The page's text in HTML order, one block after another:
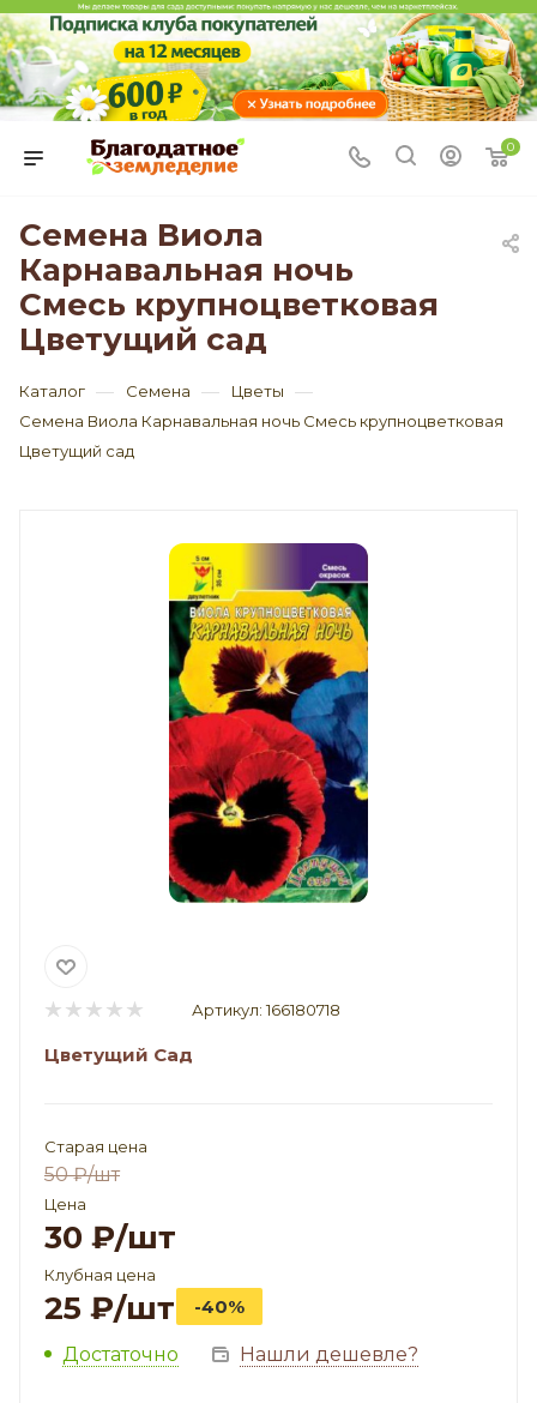
0
Семена Виола
Карнавальная ночь
Смесь крупноцветковая
Цветущий сад
Каталог — Семена — Цветы —
Семена Виола Карнавальная ночь Смесь крупноцветковая
Цветущий сад
Артикул: 166180718
Цветущий Сад
Старая цена
50₽/шт
Цена
30 ₽/шт
Клубная цена
25 ₽/шт -40%
Достаточно Нашли дешевле?